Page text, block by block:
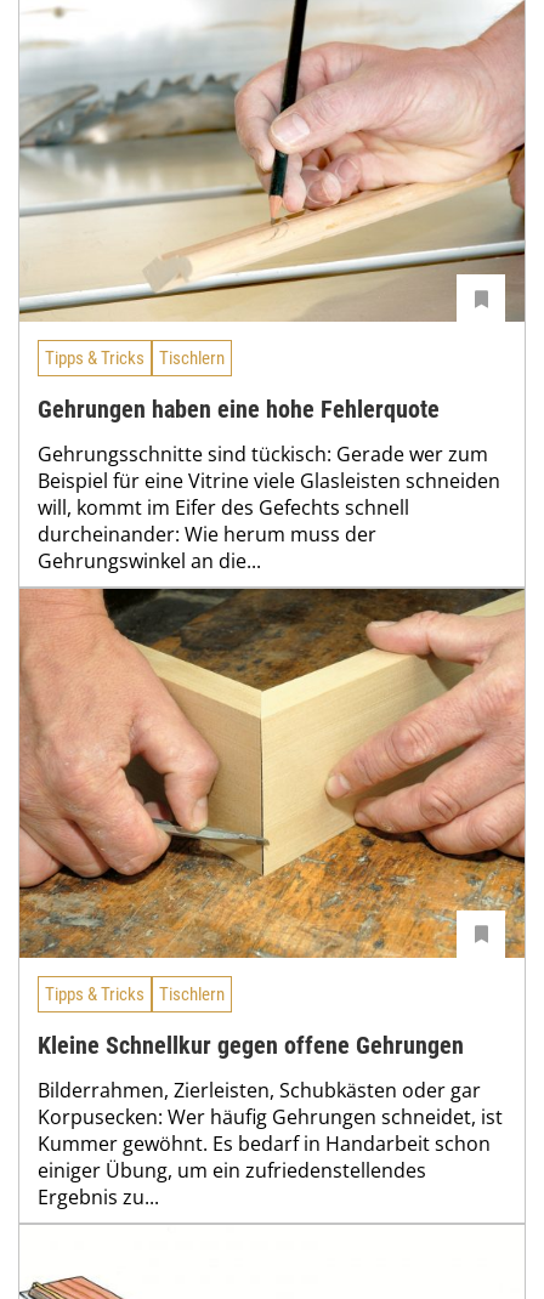
Tipps & Tricks Tischlern
Gehrungen haben eine hohe Fehlerquote
Gehrungsschnitte sind tückisch: Gerade wer zum
Beispiel für eine Vitrine viele Glasleisten schneiden
will, kommt im Eifer des Gefechts schnell
durcheinander: Wie herum muss der
Gehrungswinkel an die...
Tipps & Tricks Tischlern
Kleine Schnellkur gegen offene Gehrungen
Bilderrahmen, Zierleisten, Schubkästen oder gar
Korpusecken: Wer häufig Gehrungen schneidet, ist
Kummer gewöhnt. Es bedarf in Handarbeit schon
einiger Übung, um ein zufriedenstellendes
Ergebnis zu...